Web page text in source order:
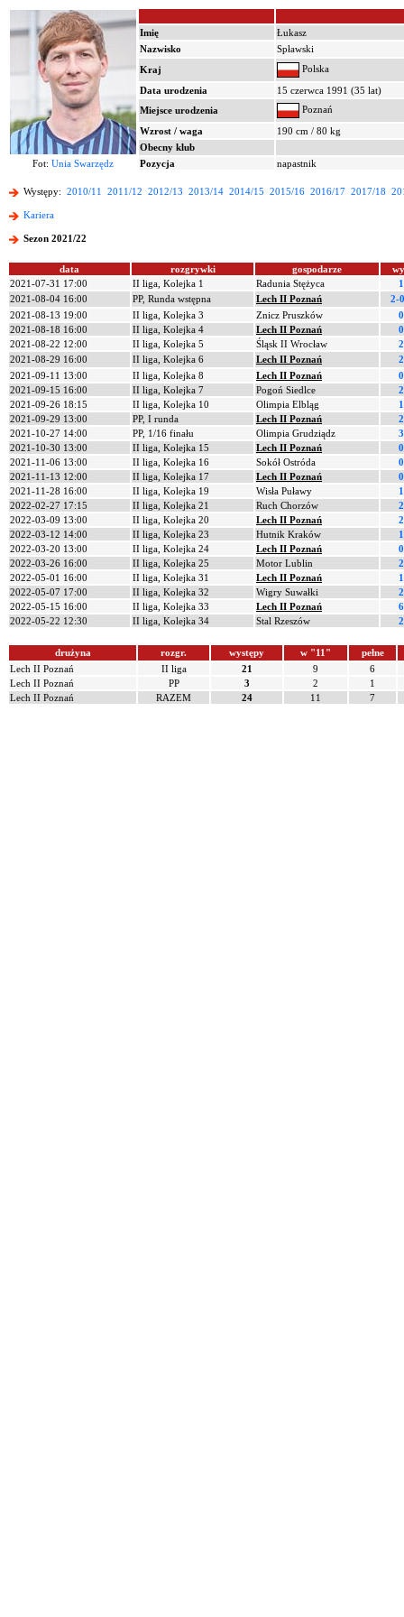
Imię
Łukasz
Nazwisko
Spławski
Kraj
Polska
Data urodzenia
15 czerwca 1991 (35 lat)
Miejsce urodzenia
Poznań
Wzrost / waga
190 cm / 80 kg
Obecny klub
Fot: Unia Swarzędz Pozycja napastnik
Występy: 2010/11 2011/12 2012/13 2013/14 2014/15 2015/16 2016/17 2017/18
Kariera
Sezon 2021/22
data rozgrywki gospodarze
2021-07-31 17:00
II liga, Kolejka 1 Radunia Stężyca
2021-08-04 16:00
PP, Runda wstępna Lech II Poznań
2-
2021-08-13 19:00
II liga, Kolejka 3 Znicz Pruszków
2021-08-18 16:00
II liga, Kolejka 4 Lech II Poznań
2021-08-22 12:00
II liga, Kolejka 5 Śląsk II Wrocław
2021-08-29 16:00
II liga, Kolejka 6 Lech II Poznań
2021-09-11 13:00
II liga, Kolejka 8 Lech II Poznań
2021-09-15 16:00
II liga, Kolejka 7 Pogoń Siedlce
2021-09-26 18:15
II liga, Kolejka 10 Olimpia Elbląg
2021-09-29 13:00
PP, I runda Lech II Poznań
2021-10-27 14:00
PP, 1/16 finału Olimpia Grudziądz
2021-10-30 13:00
II liga, Kolejka 15 Lech II Poznań
2021-11-06 13:00
II liga, Kolejka 16 Sokół Ostróda
2021-11-13 12:00
II liga, Kolejka 17 Lech II Poznań
2021-11-28 16:00
II liga, Kolejka 19 Wisła Puławy
2022-02-27 17:15
II liga, Kolejka 21 Ruch Chorzów
2022-03-09 13:00
II liga, Kolejka 20 Lech II Poznań
2022-03-12 14:00
II liga, Kolejka 23 Hutnik Kraków
2022-03-20 13:00
II liga, Kolejka 24 Lech II Poznań
2022-03-26 16:00
II liga, Kolejka 25 Motor Lublin
2022-05-01 16:00
II liga, Kolejka 31 Lech II Poznań
2022-05-07 17:00
II liga, Kolejka 32 Wigry Suwałki
2022-05-15 16:00
II liga, Kolejka 33 Lech II Poznań
2022-05-22 12:30
II liga, Kolejka 34 Stal Rzeszów
drużyna rozgr. występy w "11"
pełne
Lech II Poznań
II liga 21 9
6
Lech II Poznań
PP 3 2
1
Lech II Poznań
RAZEM 24 11 7